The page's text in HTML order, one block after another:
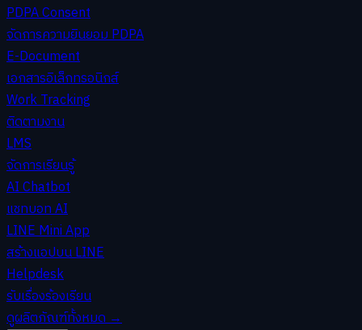
PDPA Consent
จัดการความยินยอม PDPA
E-Document
เอกสารอิเล็กทรอนิกส์
Work Tracking
ติดตามงาน
LMS
จัดการเรียนรู้
AI Chatbot
แชทบอท AI
LINE Mini App
สร้างแอปบน LINE
Helpdesk
รับเรื่องร้องเรียน
ดูผลิตภัณฑ์ทั้งหมด→